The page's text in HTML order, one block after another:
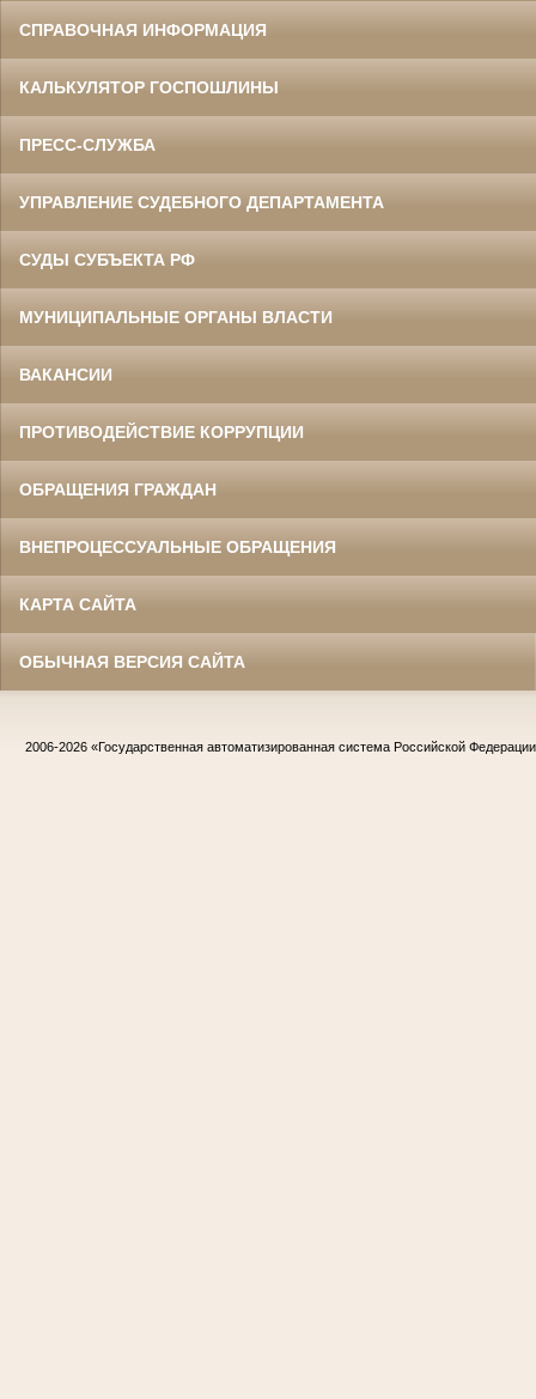
СПРАВОЧНАЯ ИНФОРМАЦИЯ
КАЛЬКУЛЯТОР ГОСПОШЛИНЫ
ПРЕСС-СЛУЖБА
УПРАВЛЕНИЕ СУДЕБНОГО ДЕПАРТАМЕНТА
СУДЫ СУБЪЕКТА РФ
МУНИЦИПАЛЬНЫЕ ОРГАНЫ ВЛАСТИ
ВАКАНСИИ
ПРОТИВОДЕЙСТВИЕ КОРРУПЦИИ
ОБРАЩЕНИЯ ГРАЖДАН
ВНЕПРОЦЕССУАЛЬНЫЕ ОБРАЩЕНИЯ
КАРТА САЙТА
ОБЫЧНАЯ ВЕРСИЯ САЙТА
2006-2026 «Государственная автоматизированная система Российской